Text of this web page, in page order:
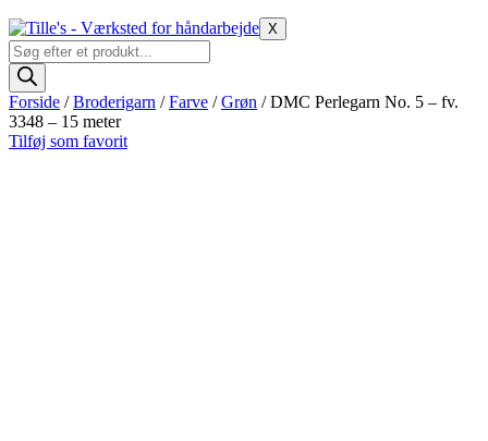
X
Products
search
Forside /Broderigarn /Farve /Grøn / DMC Perlegarn No. 5 – fv.
3348 – 15 meter
Tilføj som favorit